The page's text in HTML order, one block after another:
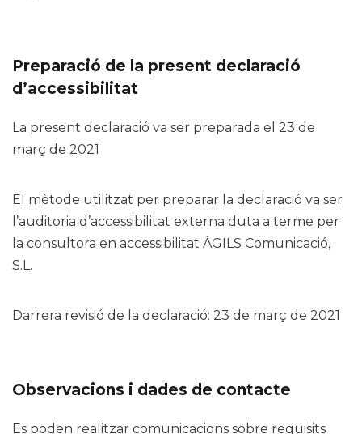
Preparació de la present declaració
d’accessibilitat
La present declaració va ser preparada el 23 de
març de 2021
El mètode utilitzat per preparar la declaració va ser
l’auditoria d’accessibilitat externa duta a terme per
la consultora en accessibilitat ÀGILS Comunicació,
S.L.
Darrera revisió de la declaració: 23 de març de 2021
Observacions i dades de contacte
Es poden realitzar comunicacions sobre requisits